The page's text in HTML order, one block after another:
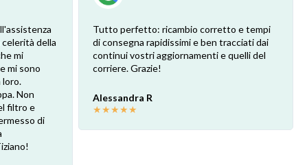
celerità della
mi
mi sono
loro.
Non
filtro e
di
Tutto perfetto: ricambio corretto e tempi
di consegna rapidissimi e ben tracciati dai
continui vostri aggiornamenti e quelli del
corriere. Grazie!
Alessandra R
★★★★★